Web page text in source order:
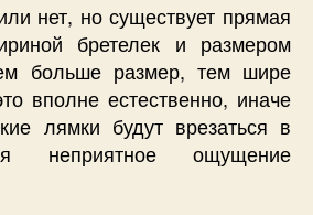
нет, но существует прямая
бретелек и размером
больше размер, тем шире
вполне естественно, иначе
лямки будут врезаться в
неприятное ощущение